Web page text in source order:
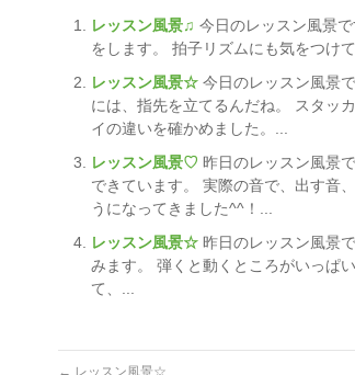
レッスン風景♫ 今日のレッスン風景
をします。 拍子リズムにも気をつけ
レッスン風景☆ 今日のレッスン風景
には、指先を立てるんだね。 スタッ
イの違いを確かめました。...
レッスン風景♡ 昨日のレッスン風景
できています。 実際の音で、出す音
うになってきました^^！...
レッスン風景☆ 昨日のレッスン風景
みます。 弾くと動くところがいっぱ
て、...
← レッスン風景☆